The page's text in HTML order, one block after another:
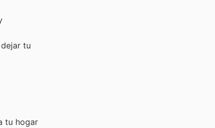
tu
tu hogar